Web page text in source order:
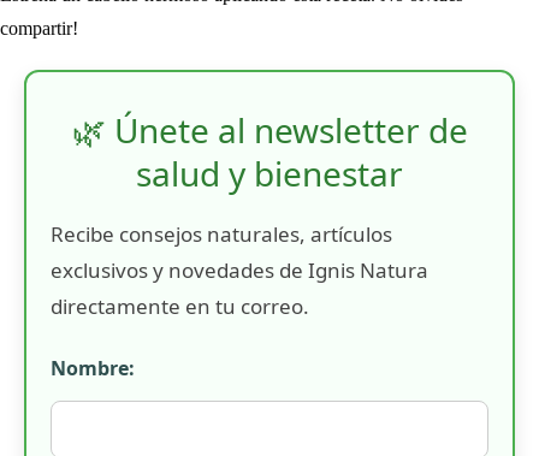
compartir!
🌿 Únete al newsletter de
salud y bienestar
Recibe consejos naturales, artículos
exclusivos y novedades de Ignis Natura
directamente en tu correo.
Nombre: